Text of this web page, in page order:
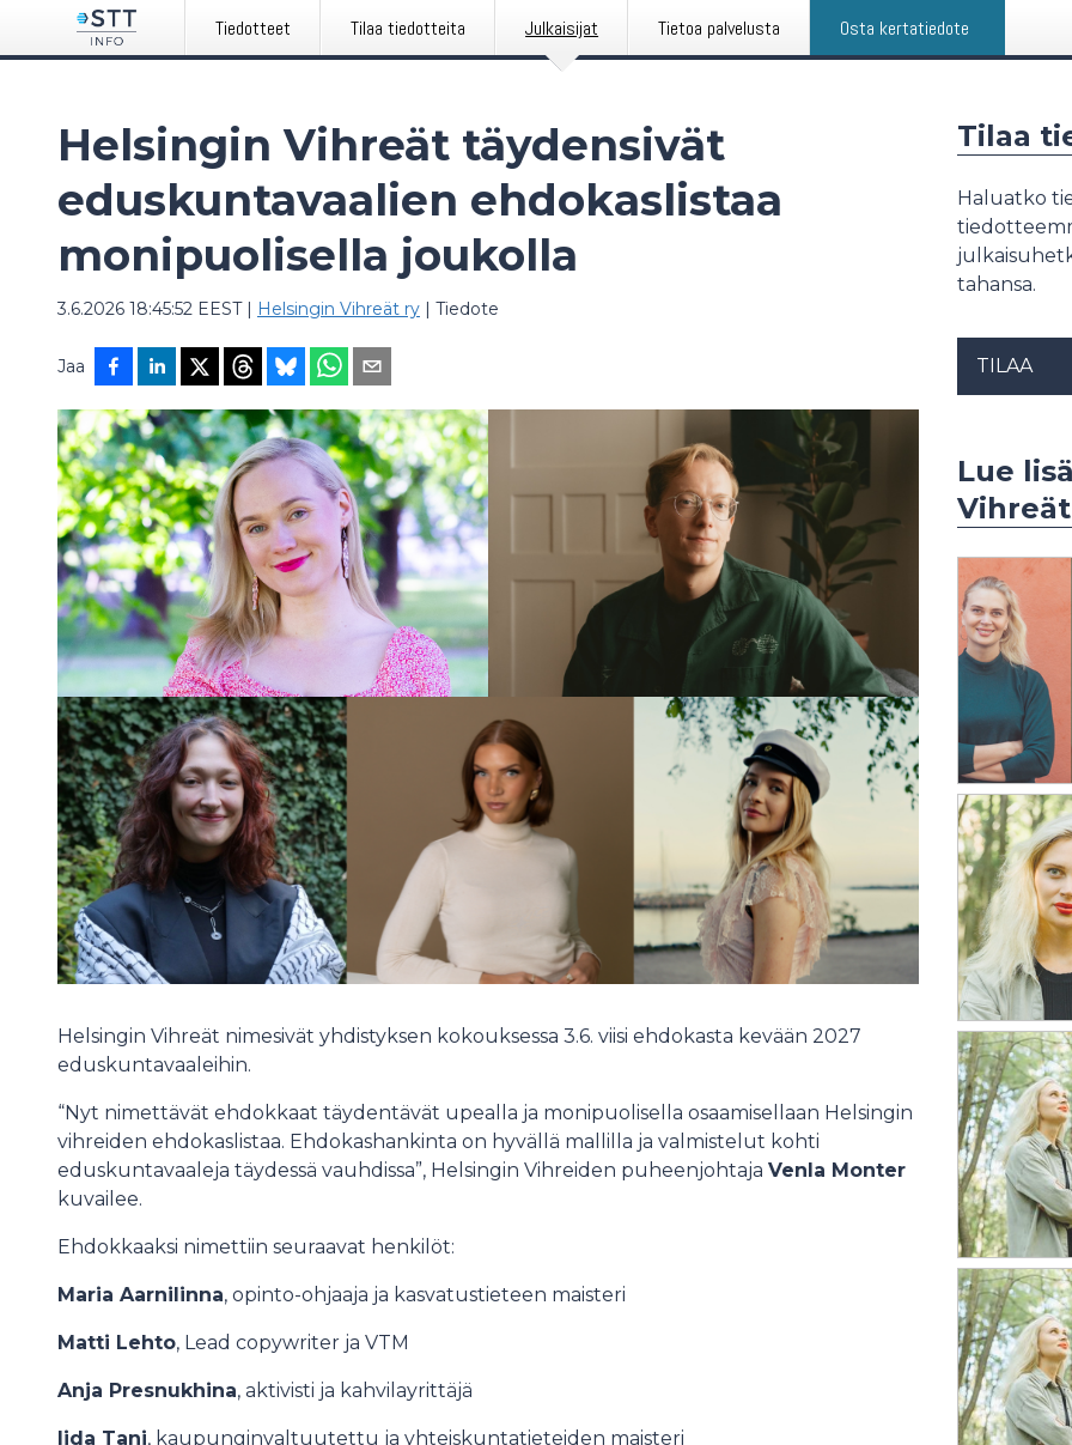
Tiedotteet Tilaa tiedotteita Julkaisijat Tietoa palvelusta Osta kertatiedote
Helsingin Vihreät täydensivät
eduskuntavaalien ehdokaslistaa
monipuolisella joukolla
3.6.2026 18:45:52 EEST| Helsingin Vihreät ry | Tiedote
Jaa
Helsingin Vihreät nimesivät yhdistyksen kokouksessa 3.6. viisi ehdokasta kevään 2027
eduskuntavaaleihin.
“Nyt nimettävät ehdokkaat täydentävät upealla ja monipuolisella osaamisellaan Helsingin
vihreiden ehdokaslistaa. Ehdokashankinta on hyvällä mallilla ja valmistelut kohti
eduskuntavaaleja täydessä vauhdissa”, Helsingin Vihreiden puheenjohtaja Venla Monter
kuvailee.
Ehdokkaaksi nimettiin seuraavat henkilöt:
Maria Aarnilinna, opinto-ohjaaja ja kasvatustieteen maisteri
Matti Lehto, Lead copywriter ja VTM
Anja Presnukhina, aktivisti ja kahvilayrittäjä
Iida Tani, kaupunginvaltuutettu ja yhteiskuntatieteiden maisteri
Tilaa
Haluatko
tahansa.
TILAA
Lue